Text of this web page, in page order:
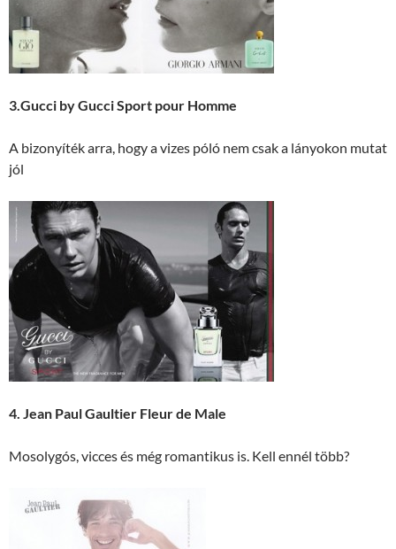
3.Gucci by Gucci Sport pour Homme
A bizonyíték arra, hogy a vizes póló nem csak a lányokon mutat
jól
4. Jean Paul Gaultier Fleur de Male
Mosolygós, vicces és még romantikus is. Kell ennél több?